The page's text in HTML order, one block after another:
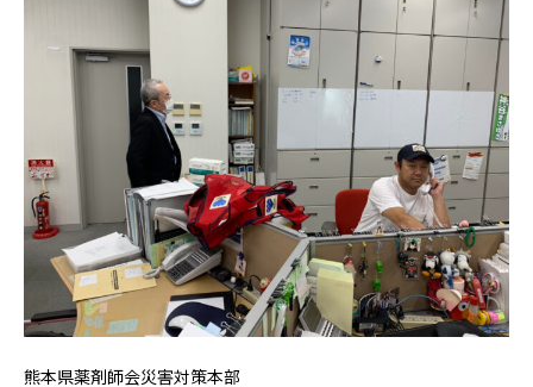
熊本県薬剤師会災害対策本部